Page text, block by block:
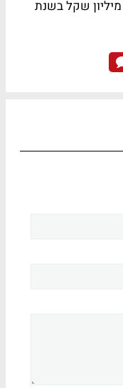
של 197 מיליון שקל ורווח נקי של 19 מיליון שקל בשנת